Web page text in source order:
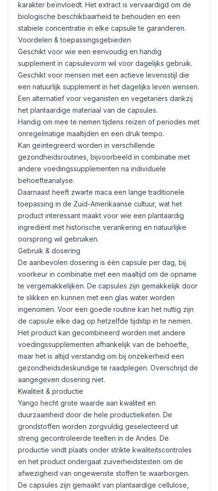
karakter beïnvloedt. Het extract is vervaardigd om de
biologische beschikbaarheid te behouden en een
stabiele concentratie in elke capsule te garanderen.
Voordelen & toepassingsgebieden
Geschikt voor wie een eenvoudig en handig
supplement in capsulevorm wil voor dagelijks gebruik.
Geschikt voor mensen met een actieve levensstijl die
een natuurlijk supplement in het dagelijks leven wensen.
Een alternatief voor veganisten en vegetariërs dankzij
het plantaardige materiaal van de capsules.
Handig om mee te nemen tijdens reizen of periodes met
onregelmatige maaltijden en een druk tempo.
Kan geïntegreerd worden in verschillende
gezondheidsroutines, bijvoorbeeld in combinatie met
andere voedingssupplementen na individuele
behoefteanalyse.
Daarnaast heeft zwarte maca een lange traditionele
toepassing in de Zuid-Amerikaanse cultuur, wat het
product interessant maakt voor wie een plantaardig
ingrediënt met historische verankering en natuurlijke
oorsprong wil gebruiken.
Gebruik & dosering
De aanbevolen dosering is één capsule per dag, bij
voorkeur in combinatie met een maaltijd om de opname
te vergemakkelijken. De capsules zijn gemakkelijk door
te slikken en kunnen met een glas water worden
ingenomen. Voor een goede routine kan het nuttig zijn
de capsule elke dag op hetzelfde tijdstip in te nemen.
Het product kan gecombineerd worden met andere
voedingssupplementen afhankelijk van de behoefte,
maar het is altijd verstandig om bij onzekerheid een
gezondheidsdeskundige te raadplegen. Overschrijd de
aangegeven dosering niet.
Kwaliteit & productie
Yango hecht grote waarde aan kwaliteit en
duurzaamheid door de hele productieketen. De
grondstoffen worden zorgvuldig geselecteerd uit
streng gecontroleerde teelten in de Andes. De
productie vindt plaats onder strikte kwaliteitscontroles
en het product ondergaat zuiverheidstesten om de
afwezigheid van ongewenste stoffen te waarborgen.
De capsules zijn gemaakt van plantaardige cellulose,